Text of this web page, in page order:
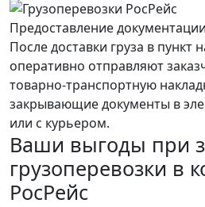
Предоставление документации
После доставки груза в пункт
оперативно отправляют
товарно-транспортную
закрывающие документы в
или с курьером.
Ваши выгоды при
грузоперевозки в
РосРейс